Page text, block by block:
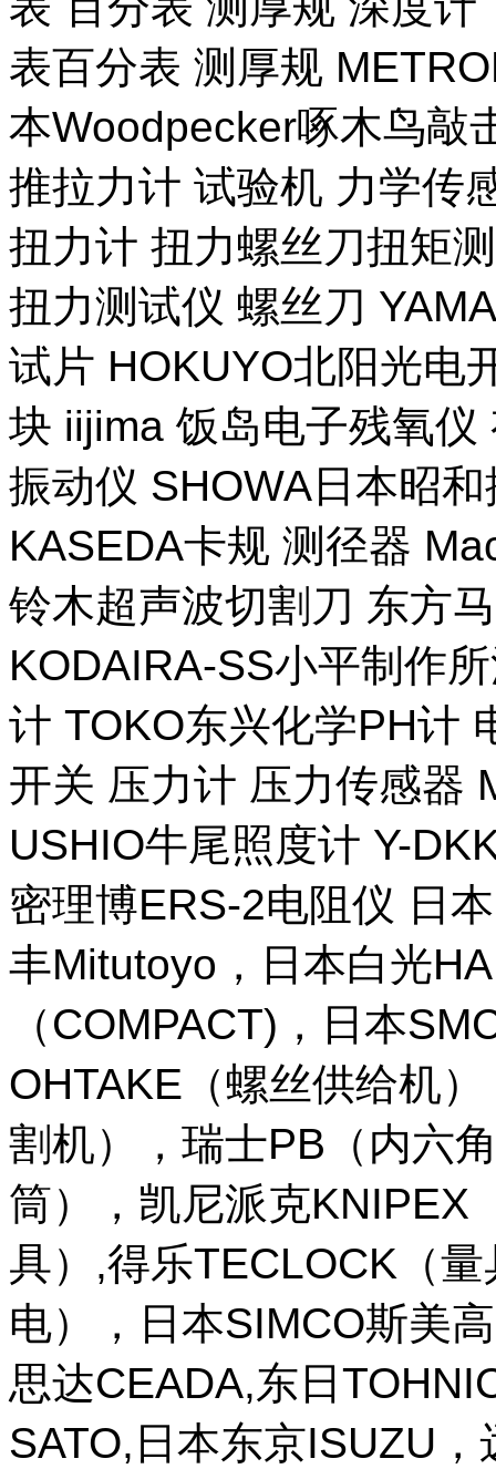
表百分表 测厚规
本Woodpecker啄木鸟敲
推拉力计 试验机 力学传
扭力计 扭力螺丝刀扭矩
扭力测试仪 螺丝刀
试片 HOKUYO北阳光电
块 iijima 饭岛电子残氧
振动仪 SHOWA日本昭
KASEDA卡规 测径器
铃木超声波切割刀 东方
KODAIRA-SS小平制作
计 TOKO东兴化学PH计
开关 压力计 压力传感器
USHIO牛尾照度计 Y-
密理博ERS-2电阻仪 日
丰Mitutoyo，日本白光
（COMPACT)，日本
OHTAKE（螺丝供给机
割机），瑞士PB（内六
筒），凯尼派克KNIPEX
具）,得乐TECLOCK（
电），日本SIMCO斯美
思达CEADA,东日
SATO,日本东京ISUZU